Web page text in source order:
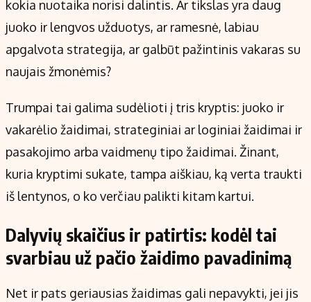
kokia nuotaika norisi dalintis. Ar tikslas yra daug
juoko ir lengvos užduotys, ar ramesnė, labiau
apgalvota strategija, ar galbūt pažintinis vakaras su
naujais žmonėmis?
Trumpai tai galima sudėlioti į tris kryptis: juoko ir
vakarėlio žaidimai, strateginiai ar loginiai žaidimai ir
pasakojimo arba vaidmenų tipo žaidimai. Žinant,
kuria kryptimi sukate, tampa aiškiau, ką verta traukti
iš lentynos, o ko verčiau palikti kitam kartui.
Dalyvių skaičius ir patirtis: kodėl tai
svarbiau už pačio žaidimo pavadinimą
Net ir pats geriausias žaidimas gali nepavykti, jei jis